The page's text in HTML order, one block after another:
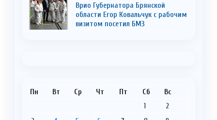
Врио Губернатора Брянской
области Егор Ковальчук с рабочим
визитом посетил БМЗ
Пн Вт Ср Чт Пт Сб Вс
1
2